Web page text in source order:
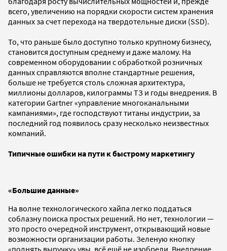
всего, увеличению на порядки скорости систем хранения
данных за счет перехода на твердотельные диски (SSD).
То, что раньше было доступно только крупному бизнесу,
становится доступным среднему и даже малому. На
современном оборудовании с обработкой розничных
данных справляются вполне стандартные решения,
больше не требуется столь сложная архитектура,
миллионы долларов, килограммы ТЗ и годы внедрения. В
категории Gartner «управление многоканальными
кампаниями», где господствуют титаны индустрии, за
последний год появилось сразу несколько неизвестных
компаний.
Типичные ошибки на пути к быстрому маркетингу
«Большие данные»
На волне технологического хайпа легко поддаться
соблазну поиска простых решений. Но нет, технологии —
это просто очередной инструмент, открывающий новые
возможности организации работы. Зеленую кнопку
«поднять выручку» увы, всё ещё не изобрели. Внедрение